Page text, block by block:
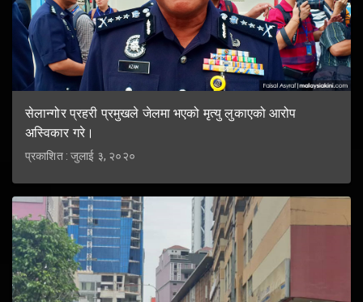
सेलान्गोर प्रहरी प्रमुखले जेलमा भएको मृत्यु लुकाएको आरोप
अस्विकार गरे।
प्रकाशित : जुलाई ३, २०२०